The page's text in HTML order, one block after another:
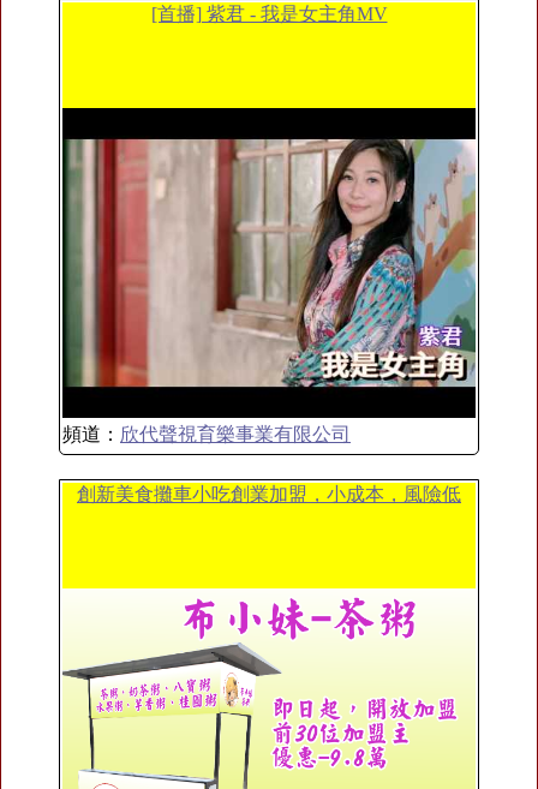
[首播] 紫君 - 我是女主角MV
頻道： 欣代聲視育樂事業有限公司
創新美食攤車小吃創業加盟，小成本，風險低